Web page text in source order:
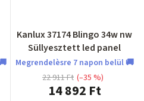
Kanlux 37174 Blingo 34w nw
Süllyesztett led panel
Megrendelèsre 7 napon belül 🚚
14 892 Ft
22 911 Ft (–35 %)